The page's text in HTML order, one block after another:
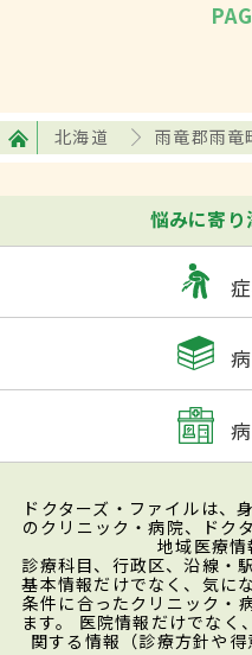
北海道 雨竜郡雨竜
悩みに寄り
ドクターズ・ファイルは、
のクリニック・病院、ドク
地域医療情
診療科目、行政区、沿線・
基本情報だけでなく、気に
条件に合ったクリニック・
ます。 医院情報だけでなく
関する情報（診療方針や得